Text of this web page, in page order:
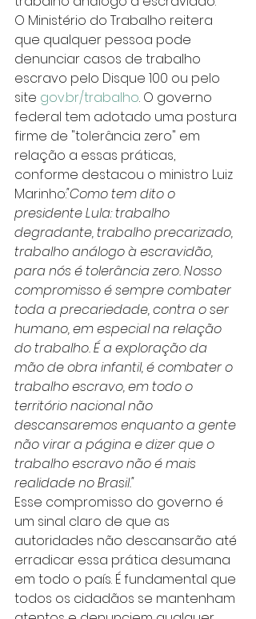
O Ministério do Trabalho reitera
que qualquer pessoa pode
denunciar casos de trabalho
escravo pelo Disque 100 ou pelo
site gov.br/trabalho. O governo
federal tem adotado uma postura
firme de "tolerância zero" em
relação a essas práticas,
conforme destacou o ministro Luiz
Marinho:"Como tem dito o
presidente Lula: trabalho
degradante, trabalho precarizado,
trabalho análogo à escravidão,
para nós é tolerância zero. Nosso
compromisso é sempre combater
toda a precariedade, contra o ser
humano, em especial na relação
do trabalho. É a exploração da
mão de obra infantil, é combater o
trabalho escravo, em todo o
território nacional não
descansaremos enquanto a gente
não virar a página e dizer que o
trabalho escravo não é mais
realidade no Brasil."
Esse compromisso do governo é
um sinal claro de que as
autoridades não descansarão até
erradicar essa prática desumana
em todo o país. É fundamental que
todos os cidadãos se mantenham